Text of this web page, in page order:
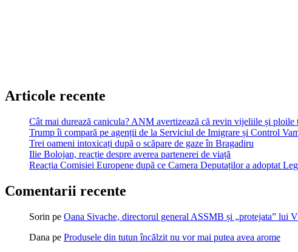
Articole recente
Cât mai durează canicula? ANM avertizează că revin vijeliile și ploile
Trump îi compară pe agenții de la Serviciul de Imigrare și Control
Trei oameni intoxicați după o scăpare de gaze în Bragadiru
Ilie Bolojan, reacție despre averea partenerei de viață
Reacția Comisiei Europene după ce Camera Deputaților a adoptat
Comentarii recente
Sorin pe Oana Sivache, directorul general ASSMB și „protejata” lui
Dana pe Produsele din tutun încălzit nu vor mai putea avea arome